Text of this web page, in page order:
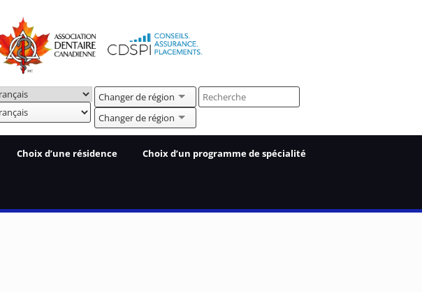
Changer de région
Changer de région
Search
for:
Choix d’une résidence Choix d’un programme de spécialité